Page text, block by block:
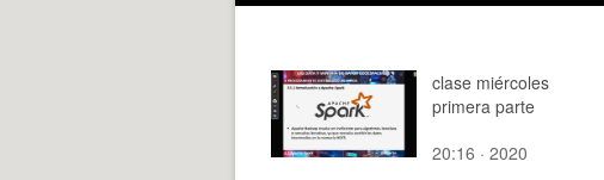
clase miércoles
primera parte
20:16 · 2020